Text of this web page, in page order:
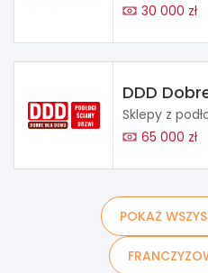
30 000 zł
DDD
Sklepy z
65 000 zł
POKAŻ